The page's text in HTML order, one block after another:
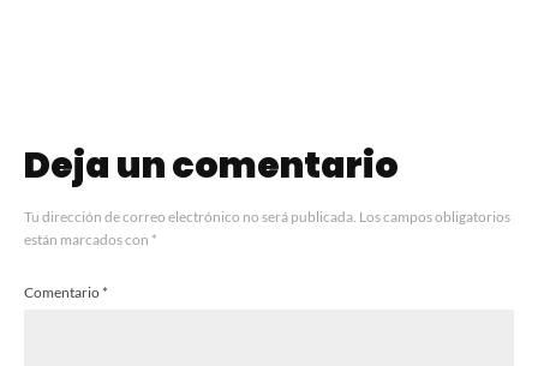
Deja un comentario
Tu dirección de correo electrónico no será publicada. Los campos obligatorios
están marcados con *
Comentario*